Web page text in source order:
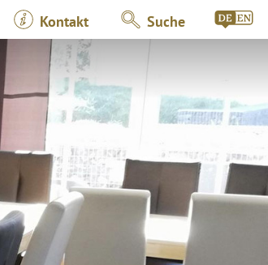
Kontakt Suche